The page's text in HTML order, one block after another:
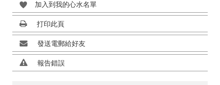
加入到我的心水名單
打印此頁
發送電郵給好友
報告錯誤